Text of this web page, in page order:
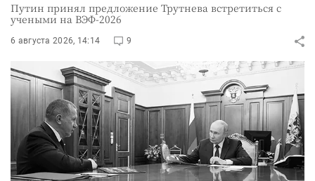
Путин принял предложение Трутнева встретиться с
учеными на ВЭФ-2026
6 августа 2026, 14:14 9